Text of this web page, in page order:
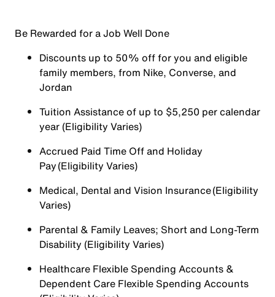
Be Rewarded for a Job Well Done
Discounts up to 50% off for you and eligible
family members, from Nike, Converse, and
Jordan
Tuition Assistance of up to $5,250 per calendar
year (Eligibility Varies)
Accrued Paid Time Off and Holiday
Pay (Eligibility Varies)
Medical, Dental and Vision Insurance (Eligibility
Varies)
Parental & Family Leaves; Short and Long-Term
Disability (Eligibility Varies)
Healthcare Flexible Spending Accounts &
Dependent Care Flexible Spending Accounts